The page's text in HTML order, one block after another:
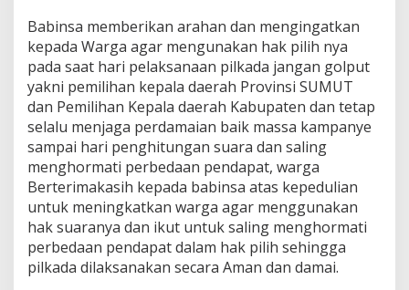
n
P
e
r
s
o
e
l
K
o
r
a
m
i
l
Babinsa memberikan arahan dan mengingatkan
kepada Warga agar mengunakan hak pilih nya
pada saat hari pelaksanaan pilkada jangan golput
yakni pemilihan kepala daerah Provinsi SUMUT
dan Pemilihan Kepala daerah Kabupaten dan tetap
selalu menjaga perdamaian baik massa kampanye
sampai hari penghitungan suara dan saling
menghormati perbedaan pendapat, warga
Berterimakasih kepada babinsa atas kepedulian
untuk meningkatkan warga agar menggunakan
hak suaranya dan ikut untuk saling menghormati
perbedaan pendapat dalam hak pilih sehingga
pilkada dilaksanakan secara Aman dan damai.